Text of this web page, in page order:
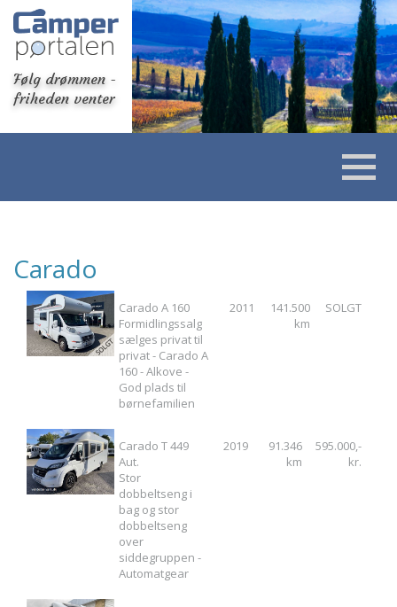
Følg drømmen -
friheden venter
Carado
Carado A 160
Formidlingssalg
sælges privat til
privat - Carado A
160 - Alkove -
God plads til
børnefamilien
2011
141.500
km
SOLGT
Carado T 449
Aut.
Stor
dobbeltseng i
bag og stor
dobbeltseng
over
siddegruppen -
Automatgear
2019
91.346
km
595.000,-
kr.